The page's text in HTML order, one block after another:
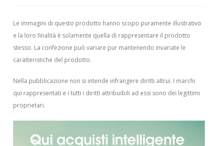
Le immagini di questo prodotto hanno scopo puramente illustrativo
e la loro finalità è solamente quella di rappresentare il prodotto
stesso. La confezione può variare pur mantenendo invariate le
caratteristiche del prodotto.
Nella pubblicazione non si intende infrangere diritti altrui. I marchi
qui rappresentati e i tutti i diritti attribuibili ad essi sono dei legittimi
proprietari.